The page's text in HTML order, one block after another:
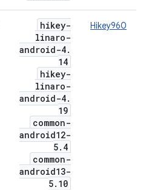
Hikey960
hikey-
linaro-
android-4.
14
hikey-
linaro-
android-4.
19
common-
android12-
5. 4
common-
android13-
5. 10